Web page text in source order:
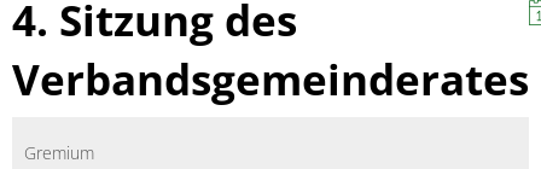
4. Sitzung des
Verbandsgemeinderates
Gremium